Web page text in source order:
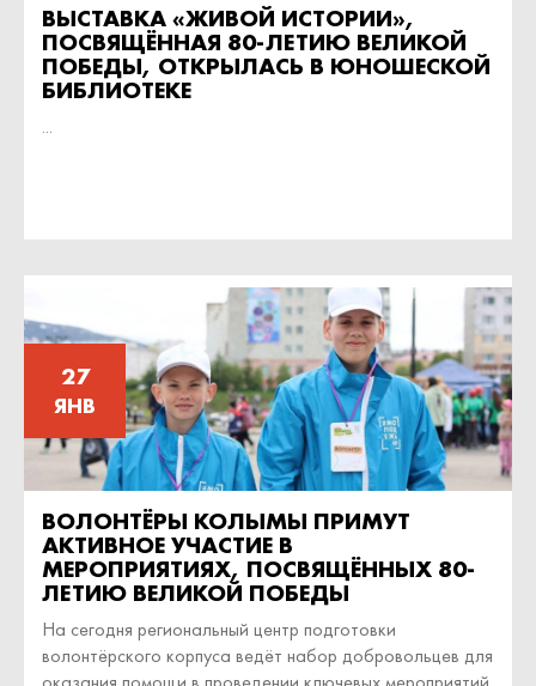
ВЫСТАВКА «ЖИВОЙ ИСТОРИИ»,
ПОСВЯЩЁННАЯ 80-ЛЕТИЮ ВЕЛИКОЙ
ПОБЕДЫ, ОТКРЫЛАСЬ В ЮНОШЕСКОЙ
БИБЛИОТЕКЕ
...
27
ЯНВ
ВОЛОНТЁРЫ КОЛЫМЫ ПРИМУТ
АКТИВНОЕ УЧАСТИЕ В
МЕРОПРИЯТИЯХ, ПОСВЯЩЁННЫХ 80-
ЛЕТИЮ ВЕЛИКОЙ ПОБЕДЫ
На сегодня региональный центр подготовки
волонтёрского корпуса ведёт набор добровольцев для